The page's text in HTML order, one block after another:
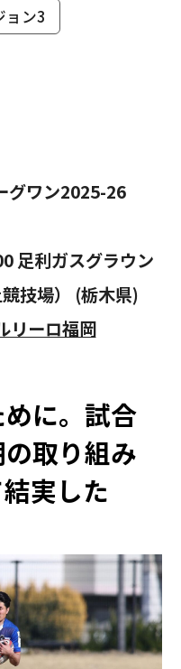
ョン3
グワン2025-26
足利ガスグラウン
技場） (栃木県)
リーロ福岡
に。試合
取り組み
実した